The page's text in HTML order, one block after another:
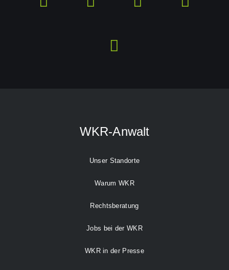
WKR-Anwalt
Unser Standorte
Warum WKR
Rechtsberatung
Jobs bei der WKR
WKR in der Presse